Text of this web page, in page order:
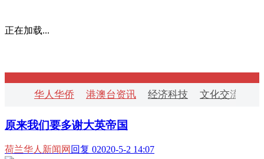
正在加载...
华人华侨 港澳台资讯 经济科技 文化交流
原来我们要多谢大英帝国
荷兰华人新闻网 回复 02020-5-2 14:07